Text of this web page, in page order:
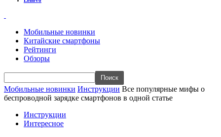
Мобильные новинки
Китайские смартфоны
Рейтинги
Обзоры
Мобильные новинки Инструкции Все популярные мифы о
беспроводной зарядке смартфонов в одной статье
Инструкции
Интересное